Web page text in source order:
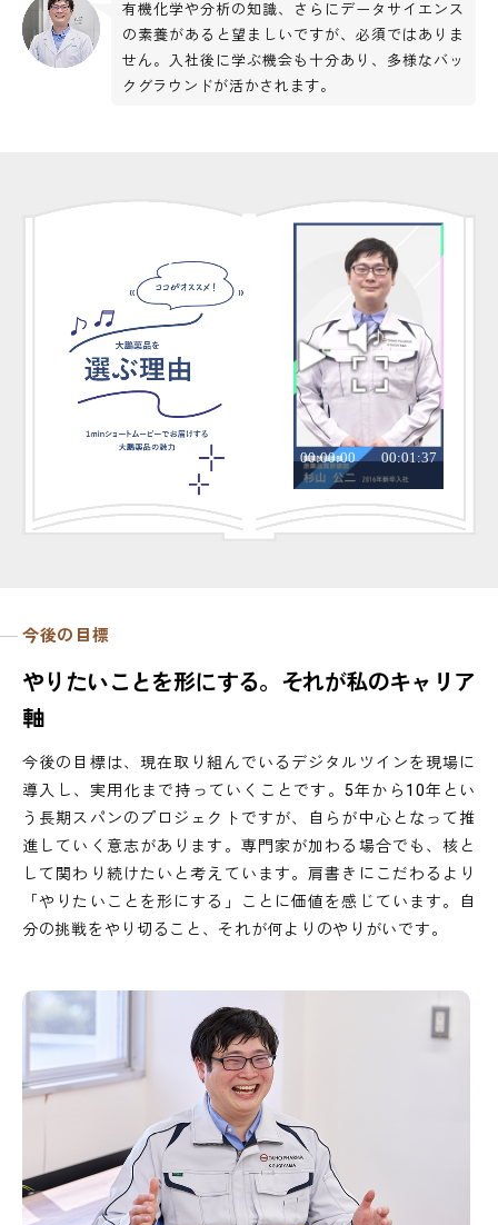
有機化学や分析の知識、さらにデータサイエンス
の素養があると望ましいですが、必須ではありま
せん。入社後に学ぶ機会も十分あり、多様なバッ
クグラウンドが活かされます。
今後の目標
やり たいこ とを形にする。 それが私のキャ リ ア
軸
今後の目標は、現在取り組んでいるデジタルツインを現場に
導入し、実用化まで持っていくことです。5年から10年とい
う長期スパンのプロジェクトですが、自らが中心となって推
進していく意志があります。専門家が加わる場合でも、核と
して関わり続けたいと考えています。肩書きにこだわるより
「やりたいことを形にする」ことに価値を感じています。自
分の挑戦をやり切ること、それが何よりのやりがいです。